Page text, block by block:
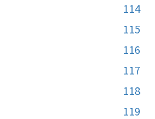
114
115
116
117
118
119